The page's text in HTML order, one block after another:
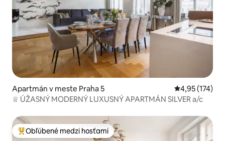
Apartmán v meste Praha 5 Priemerné
4,95 (174)
♕ ÚŽASNÝ MODERNÝ LUXUSNÝ APARTMÁN SILVER a/c
Najobľúbenejšie medzi hosťami
Obľúbené medzi hosťami